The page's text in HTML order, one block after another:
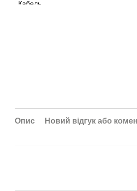
Опис Новий відгук або